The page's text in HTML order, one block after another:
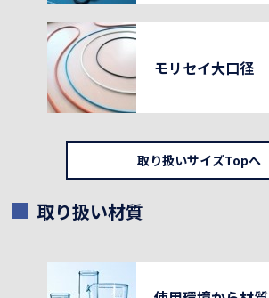
モリセイ大口径
取り扱いサイズTopへ
取り扱い材質